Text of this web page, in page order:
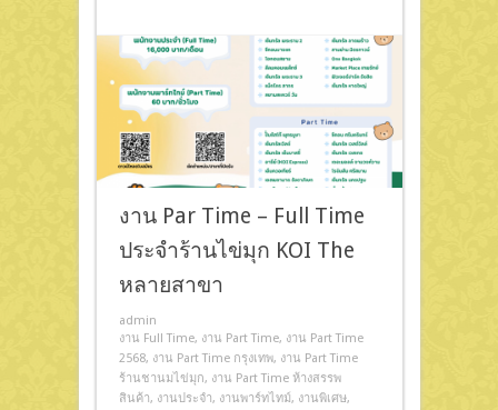
งาน Par Time – Full Time
ประจำร้านไข่มุก KOI The
หลายสาขา
admin
งาน Full Time, งาน Part Time, งาน Part Time
2568, งาน Part Time กรุงเทพ, งาน Part Time
ร้านชานมไข่มุก, งาน Part Time ห้างสรรพ
สินค้า, งานประจำ, งานพาร์ทไทม์, งานพิเศษ,